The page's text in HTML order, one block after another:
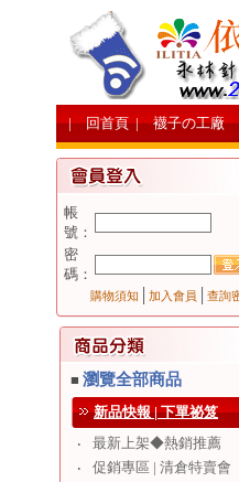
| 回首頁 | 襪子の工廠
帳
號：
密
碼：
購物須知 加入會員 查詢
■ 瀏覽全部商品
新品快報 | 下單祕笈
‧
最新上架◆熱銷推薦
‧
促銷專區 | 清倉特賣會